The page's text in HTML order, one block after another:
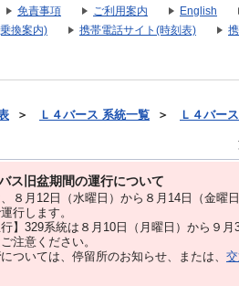
免責事項 ご利用案内 English
換案内)
携帯電話サイト(時刻表)
＞ Ｌ４バース 系統一覧 ＞ Ｌ４バー
ス旧盆期間の運行について
８⽉12⽇（水曜日）から８⽉14⽇（金曜
⾏します。
329系統は８月10日（月曜日）から９月
注意ください。
については、停留所のお知らせ、または、